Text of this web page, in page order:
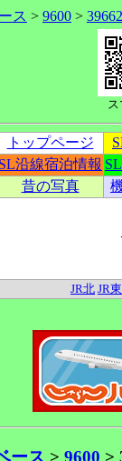
ス > 9600 > 39662
ス
トップページ
SL沿線宿泊情報
昔の写真
JR北 JR東
ース > 9600 >